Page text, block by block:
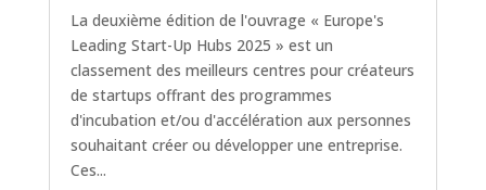
La deuxième édition de l'ouvrage « Europe's
Leading Start-Up Hubs 2025 » est un
classement des meilleurs centres pour créateurs
de startups offrant des programmes
d'incubation et/ou d'accélération aux personnes
souhaitant créer ou développer une entreprise.
Ces...